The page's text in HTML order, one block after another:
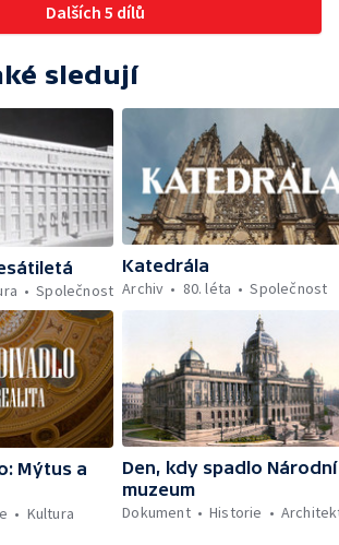
Dalších 5 dílů
sledují
Společnost
Katedrála
Archiv
80. léta Společnost
Mýtus a
Kultura
Den, kdy spadlo Národní
muzeum
Dokument
Historie